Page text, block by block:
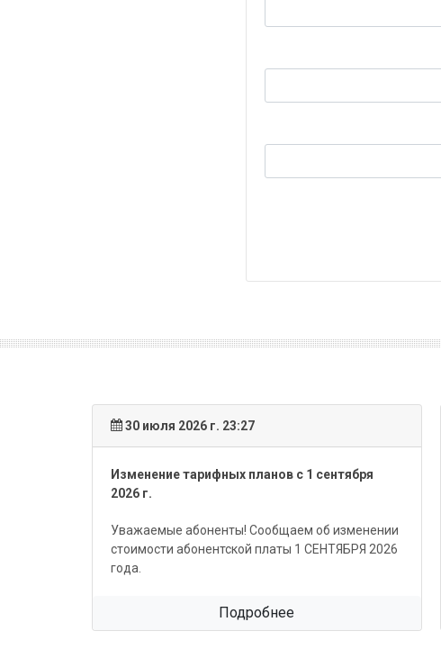
30 июля 2026 г. 23:27
Изменение тарифных планов с 1 сентября
2026 г.
Уважаемые абоненты! Сообщаем об изменении
стоимости абонентской платы 1 СЕНТЯБРЯ 2026
года.
Подробнее